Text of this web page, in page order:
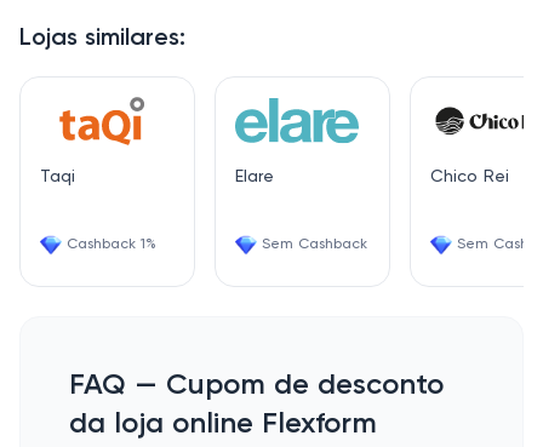
Lojas similares:
Taqi
Cashback 1%
Elare
Sem Cashback
Chico Rei
Sem
FAQ — Cupom de desconto
da loja online Flexform